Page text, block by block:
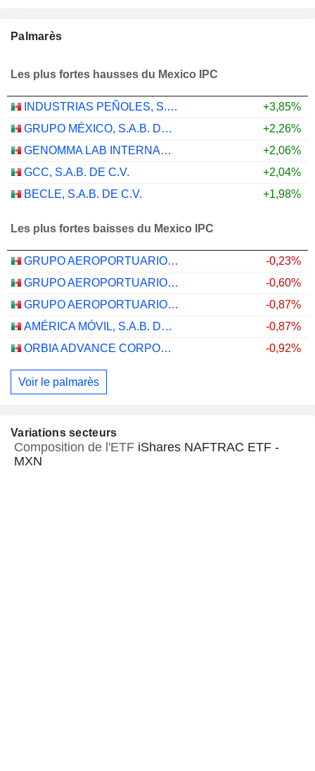
Palmarès
Les plus fortes hausses du Mexico IPC
INDUSTRIAS PEÑOLES, S.A.B. DE C.V.
+3,85%
GRUPO MÉXICO, S.A.B. DE C.V.
+2,26%
GENOMMA LAB INTERNACIONAL, S.A.B. DE C.V.
+2,06%
GCC, S.A.B. DE C.V.
+2,04%
BECLE, S.A.B. DE C.V.
+1,98%
Les plus fortes baisses du Mexico IPC
GRUPO AEROPORTUARIO DEL PACÍFICO, S.A.B. DE C.V.
-0,23%
GRUPO AEROPORTUARIO DEL SURESTE, S. A. B. DE C. V.
-0,60%
GRUPO AEROPORTUARIO DEL CENTRO NORTE, S.A.B. DE C.V.
-0,87%
AMÉRICA MÓVIL, S.A.B. DE C.V.
-0,87%
ORBIA ADVANCE CORPORATION, S.A.B. DE C.V.
-0,92%
Voir le palmarès
Variations secteurs
Composition de l'ETF iShares NAFTRAC ETF -
MXN